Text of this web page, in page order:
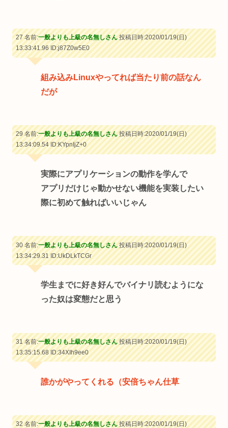
27 名前:一般よりも上級の名無しさん投稿日時:2020/01/19(日)
13:33:41.96ID:j87Z0w5E0
組み込みLinuxやってれば当たり前の話なん
だが
29 名前:一般よりも上級の名無しさん投稿日時:2020/01/19(日)
13:34:09.54ID:KYpnIjZ+0
実際にアプリケーションの動作を学んで
アプリだけじゃ動かせない機能を実装したい
際に初めて触ればいいじゃん
30 名前:一般よりも上級の名無しさん投稿日時:2020/01/19(日)
13:34:29.31ID:UkDLkTCGr
学生までに好き好んでバイナリ読むようにな
った奴は変態だと思う
31 名前:一般よりも上級の名無しさん投稿日時:2020/01/19(日)
13:35:15.68ID:34XIh9ee0
誰かがやってくれる（安倍ちゃん仕草
32 名前:一般よりも上級の名無しさん投稿日時:2020/01/19(日)